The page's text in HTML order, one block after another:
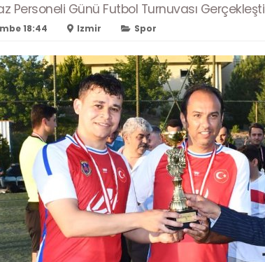
Personeli Günü Futbol Turnuvası Gerçekleşti
18:44 Izmir Spor